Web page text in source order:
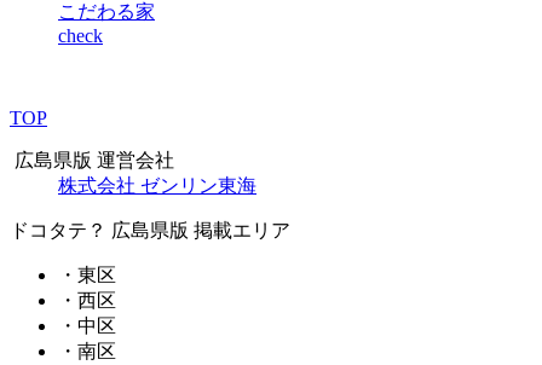
こだわる家
check
TOP
広島県版 運営会社
株式会社 ゼンリン東海
ドコタテ？ 広島県版 掲載エリア
・東区
・西区
・中区
・南区